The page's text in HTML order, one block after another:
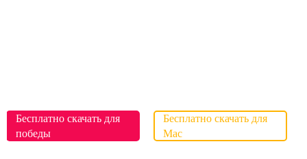
Бесплатно скачать для
победы
Бесплатно скачать для
Mac